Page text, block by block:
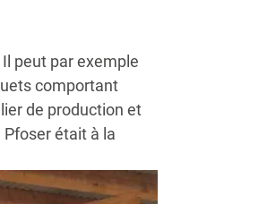
peut par exemple
comportant
de production et
était à la